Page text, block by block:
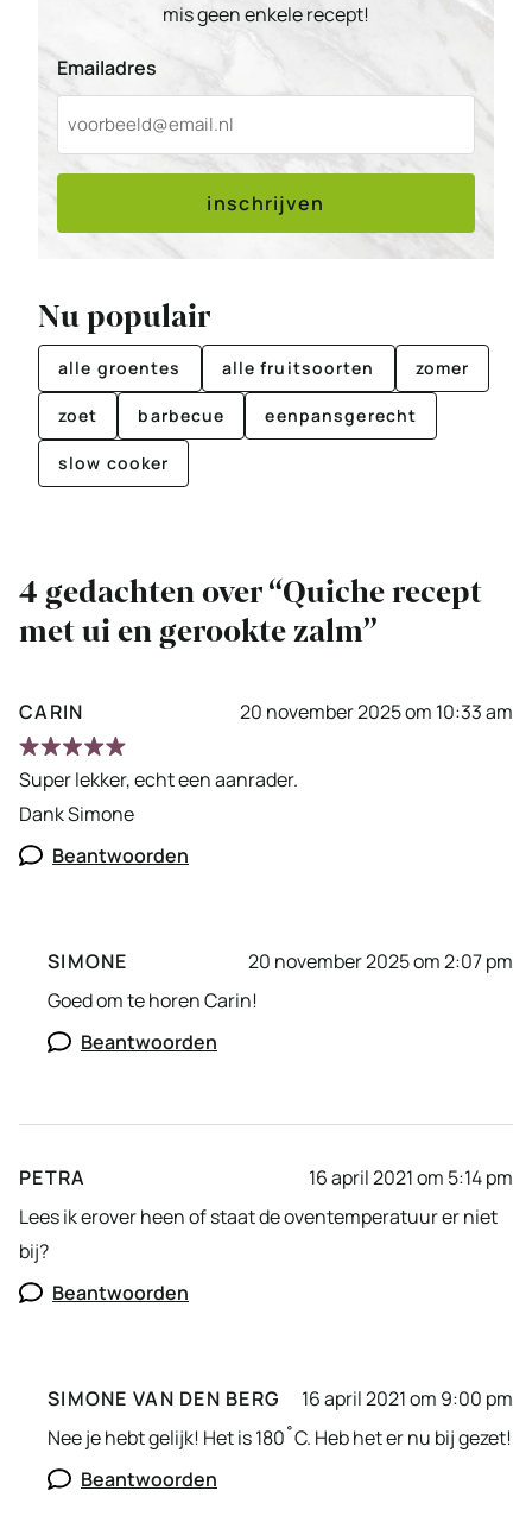
mis geen enkele recept!
Emailadres
inschrijven
Nu populair
alle groentes alle fruitsoorten zomer
zoet barbecue eenpansgerecht
slow cooker
4 gedachten over “Quiche recept
met ui en gerookte zalm”
CARIN 20 november 2025 om 10:33 am
Super lekker, echt een aanrader.
Dank Simone
Beantwoorden
SIMONE
20 november 2025 om 2:07 pm
Goed om te horen Carin!
Beantwoorden
PETRA
16 april 2021 om 5:14 pm
Lees ik erover heen of staat de oventemperatuur er niet
bij?
Beantwoorden
SIMONE VAN DEN BERG
16 april 2021 om 9:00 pm
Nee je hebt gelijk! Het is 180˚C. Heb het er nu bij gezet!
Beantwoorden